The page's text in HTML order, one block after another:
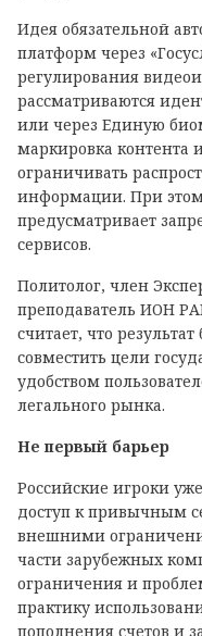
Идея обязательной
платформ через
регулирования
рассматриваются
или через Единую
маркировка контента
ограничивать
информации. При этом
предусматривает
сервисов.
Политолог, член
преподаватель ИОН
считает, что
совместить цели
удобством
легального рынка.
Не первый барьер
Российские игроки
доступ к привычным
внешними
части зарубежных
ограничения и
практику
пополнения счетов и